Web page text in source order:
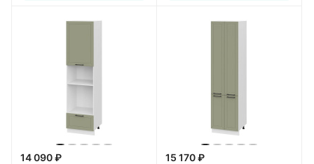
14 090 ₽
15 170 ₽